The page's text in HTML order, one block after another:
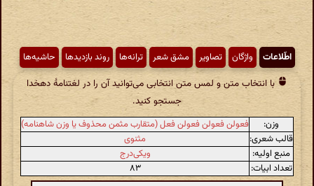
اطّلاعات واژگان تصاویر مشق شعر ترانه‌ها روند بازدیدها حاشیه‌ها
با انتخاب متن و لمس متن انتخابی می‌توانید آن را در لغتنامهٔ دهخدا
جستجو کنید.
وزن:
فعولن فعولن فعولن فعل (متقارب مثمن محذوف یا وزن شاهنامه)
قالب شعری:
مثنوی
منبع اولیه:
ویکی‌درج
تعداد ابیات:
۸۳